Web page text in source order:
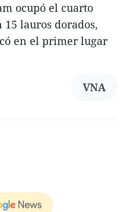
ocupó el cuarto
lauros dorados,
en el primer lugar
VNA